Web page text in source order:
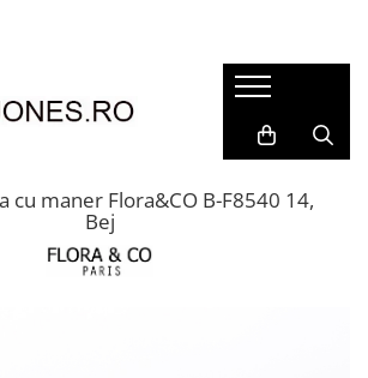
cu maner Flora&CO B-F8540 14,
Bej